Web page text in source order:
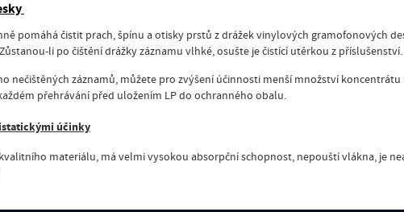
pomáhá čistit prach, špínu a otisky prstů z drážek vinylových gramofonových
li po čištění drážky záznamu vlhké, osušte je čistící utěrkou z příslušenství.
nečištěných záznamů, můžete pro zvýšení účinnosti menší množství
přehrávání před uložením LP do ochranného obalu.
účinky
materiálu, má velmi vysokou absorpční schopnost, nepouští vlákna, je